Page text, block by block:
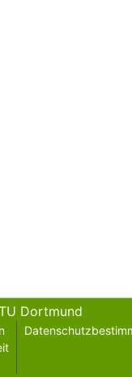
Dortmund